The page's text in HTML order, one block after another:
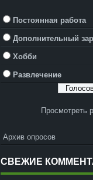
Постоянная работа
Дополнительный
Хобби
Развлечение
Просмотреть
Архив опросов
СВЕЖИЕ